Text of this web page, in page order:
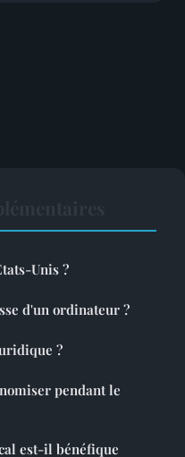
Unis ?
d'un ordinateur ?
?
pendant le
est-il bénéfique